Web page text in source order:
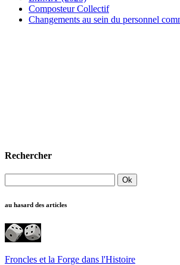
Composteur Collectif
Changements au sein du personnel
Rechercher
au hasard des articles
Froncles et la Forge dans l'Histoire